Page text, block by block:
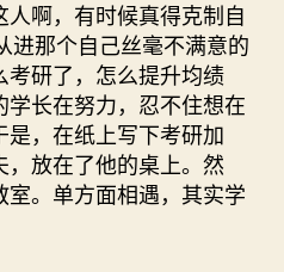
啊，有时候真得克制自
进那个自己丝毫不满意的
研了，怎么提升均绩
长在努力，忍不住想在
，在纸上写下考研加
放在了他的桌上。然
。单方面相遇，其实学